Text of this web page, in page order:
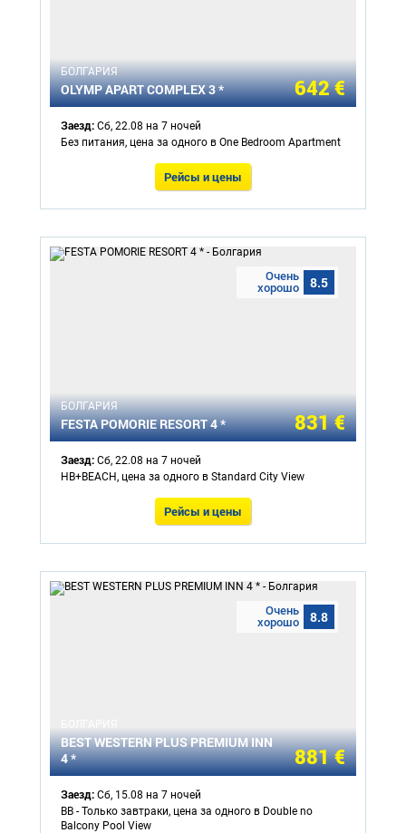
БОЛГАРИЯ
OLYMP APART COMPLEX 3 * 642 €
Заезд: Сб, 22.08 на 7 ночей
Без питания, цена за одного в One Bedroom Apartment
Рейсы и цены
Очень
хорошо 8.5
БОЛГАРИЯ
FESTA POMORIE RESORT 4 * 831 €
Заезд: Сб, 22.08 на 7 ночей
HB+BEACH, цена за одного в Standard City View
Рейсы и цены
Очень
хорошо 8.8
BEST WESTERN PLUS PREMIUM INN
4 *
881 €
Заезд: Сб, 15.08 на 7 ночей
BB - Только завтраки, цена за одного в Double no
Balcony Pool View